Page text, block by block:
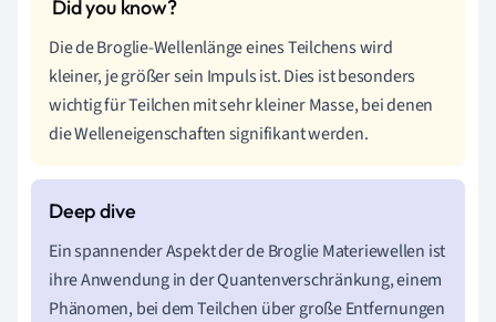
Die de Broglie-Wellenlänge eines Teilchens wird
kleiner, je größer sein Impuls ist. Dies ist besonders
wichtig für Teilchen mit sehr kleiner Masse, bei denen
die Welleneigenschaften signifikant werden.
Ein spannender Aspekt der de Broglie Materiewellen ist
ihre Anwendung in der Quantenverschränkung, einem
Phänomen, bei dem Teilchen über große Entfernungen